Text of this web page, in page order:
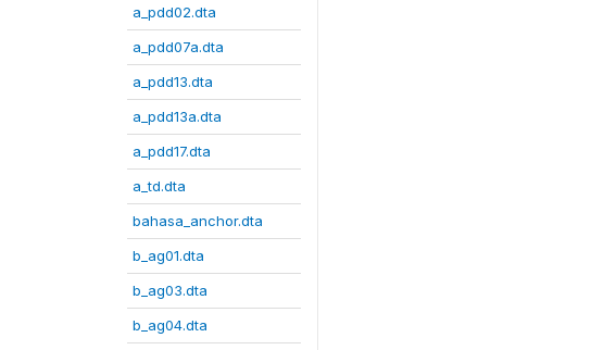
a_pdd02.dta
a_pdd07a.dta
a_pdd13.dta
a_pdd13a.dta
a_pdd17.dta
a_td.dta
bahasa_anchor.dta
b_ag01.dta
b_ag03.dta
b_ag04.dta